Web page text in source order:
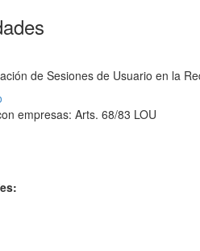
de Sesiones de Usuario en la
empresas: Arts. 68/83 LOU